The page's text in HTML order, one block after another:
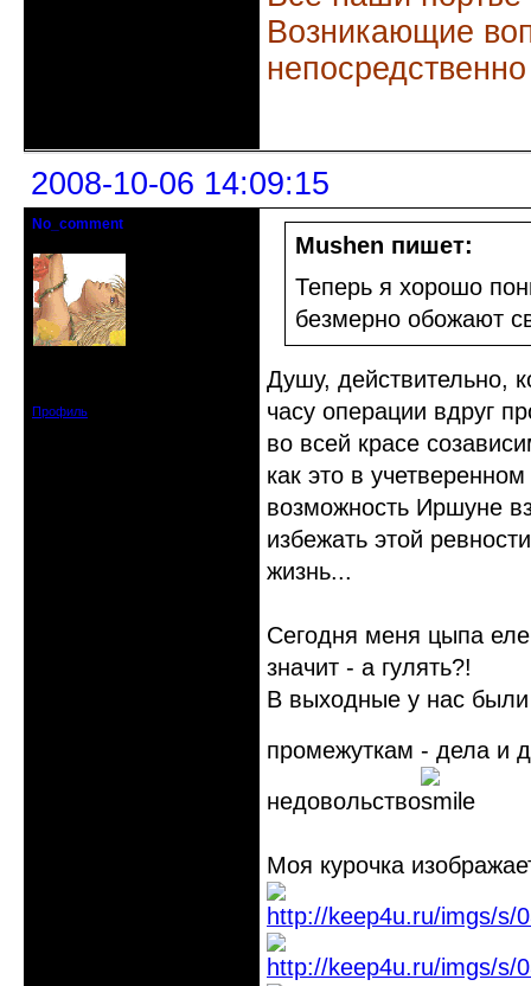
Возникающие
2008-10-06 14:09:15
No_comment
Профиль
Mushen пишет:
Теперь я хорошо
безмерно обожают
Душу, действительно,
часу операции вдруг
во всей красе
как это в
возможность Иршуне
избежать этой
жизнь...
Сегодня меня цыпа
значит - а гулять?!
В выходные у нас
промежуткам - дела и
недовольство
Моя курочка